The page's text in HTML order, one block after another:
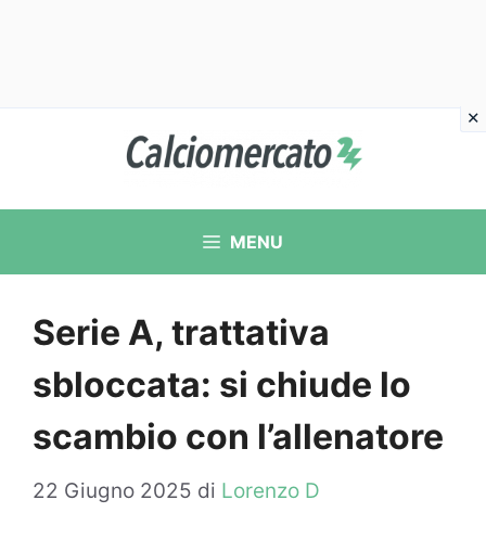
contenuto
MENU
Serie A, trattativa
sbloccata: si chiude lo
scambio con l’allenatore
22 Giugno 2025 di Lorenzo D